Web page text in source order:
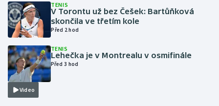
Lyže a snowboard
Motorsport
Olympijské hry
TENIS
V Torontu už bez Češek: Bartůňková
skončila ve třetím kole
Před 2 hod
Video
TENIS
Lehečka je v Montrealu v osmifinále
Před 3 hod